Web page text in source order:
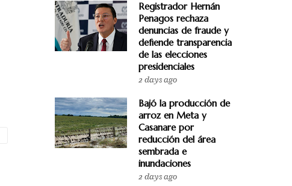
Registrador Hernán
Penagos rechaza
denuncias de fraude y
defiende transparencia
de las elecciones
presidenciales
2 days ago
Bajó la producción de
arroz en Meta y
Casanare por
reducción del área
sembrada e
inundaciones
2 days ago